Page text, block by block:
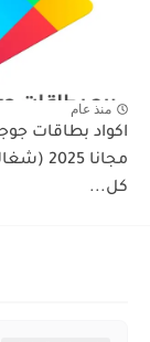
منذ عام
اكواد بطاقات
مجانا
كل...